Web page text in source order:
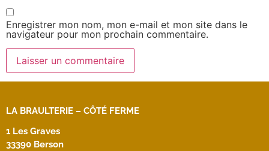
Enregistrer mon nom, mon e-mail et mon site dans le
navigateur pour mon prochain commentaire.
LA BRAULTERIE – CÔTÉ FERME
1 Les Graves
33390 Berson